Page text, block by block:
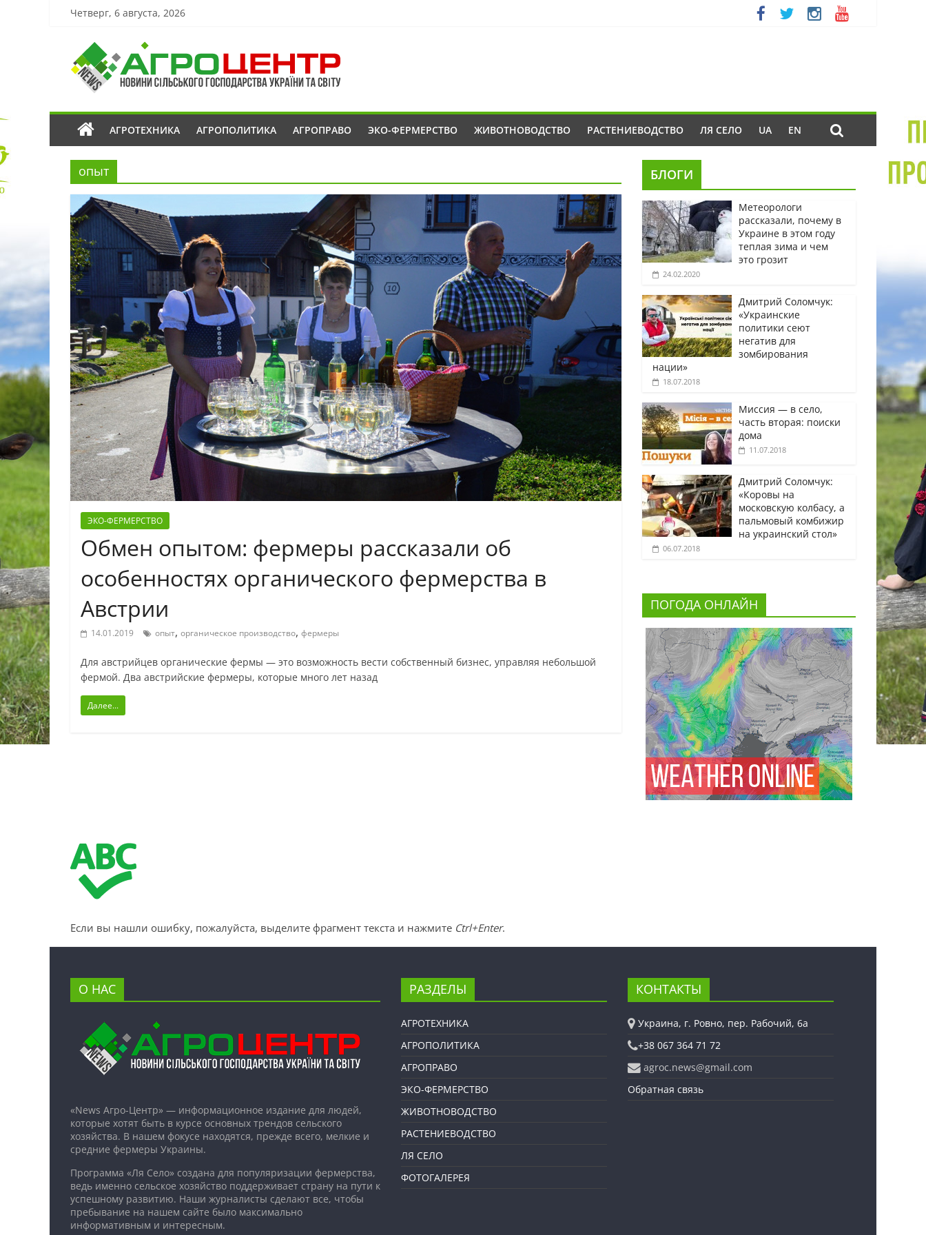
Четверг, 6 августа, 2026
АГРОТЕХНИКА АГРОПОЛИТИКА АГРОПРАВО ЭКО-ФЕРМЕРСТВО ЖИВОТНОВОДСТВО РАСТЕНИЕВОДСТВО ЛЯ СЕЛО UA EN
опыт
ЭКО-ФЕРМЕРСТВО
Обмен опытом: фермеры рассказали об
особенностях органического фермерства в
Австрии
14.01.2019 опыт, органическое производство, фермеры
Для aвстрийцев органические фермы — это возможность вести собственный бизнес, управляя небольшой
фермой. Два австрийские фермеры, которые много лет назад
Далее...
БЛОГИ
Метеорологи
рассказали, почему в
Украине в этом году
теплая зима и чем
это грозит
24.02.2020
Дмитрий Соломчук:
«Украинские
политики сеют
негатив для
зомбирования
нации»
18.07.2018
Миссия — в село,
часть вторая: поиски
дома
11.07.2018
Дмитрий Соломчук:
«Коровы на
московскую колбасу, а
пальмовый комбижир
на украинский стол»
06.07.2018
ПОГОДА ОНЛАЙН
Если вы нашли ошибку, пожалуйста, выделите фрагмент текста и нажмите Ctrl+Enter.
О НАС
«News Агро-Центр» — информационное издание для людей,
которые хотят быть в курсе основных трендов сельского
хозяйства. В нашем фокусе находятся, прежде всего, мелкие и
средние фермеры Украины.
Программа «Ля Село» создана для популяризации фермерства,
ведь именно сельское хозяйство поддерживает страну на пути к
успешному развитию. Наши журналисты сделают все, чтобы
пребывание на нашем сайте было максимально
информативным и интересным.
РАЗДЕЛЫ
АГРОТЕХНИКА
АГРОПОЛИТИКА
АГРОПРАВО
ЭКО-ФЕРМЕРСТВО
ЖИВОТНОВОДСТВО
РАСТЕНИЕВОДСТВО
ЛЯ СЕЛО
ФОТОГАЛЕРЕЯ
КОНТАКТЫ
Украина, г. Ровно, пер. Рабочий, 6а
+38 067 364 71 72
agroc.news@gmail.com
Обратная связь